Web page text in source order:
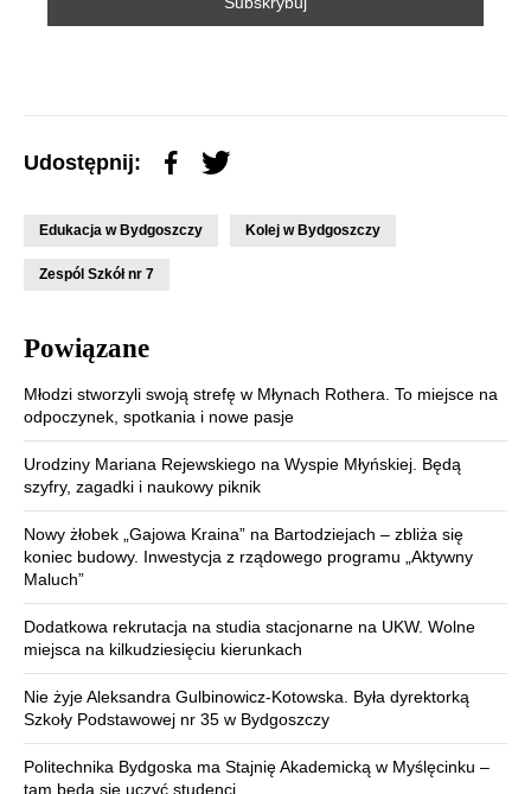
Udostępnij:
Edukacja w Bydgoszczy Kolej w Bydgoszczy
Zespól Szkół nr 7
Powiązane
Młodzi stworzyli swoją strefę w Młynach Rothera. To miejsce na
odpoczynek, spotkania i nowe pasje
Urodziny Mariana Rejewskiego na Wyspie Młyńskiej. Będą
szyfry, zagadki i naukowy piknik
Nowy żłobek „Gajowa Kraina” na Bartodziejach – zbliża się
koniec budowy. Inwestycja z rządowego programu „Aktywny
Maluch”
Dodatkowa rekrutacja na studia stacjonarne na UKW. Wolne
miejsca na kilkudziesięciu kierunkach
Nie żyje Aleksandra Gulbinowicz-Kotowska. Była dyrektorką
Szkoły Podstawowej nr 35 w Bydgoszczy
Politechnika Bydgoska ma Stajnię Akademicką w Myślęcinku –
tam będą się uczyć studenci